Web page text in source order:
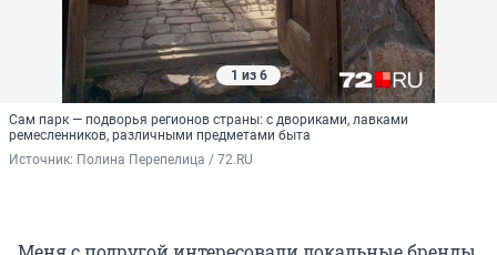
1 из 6
Сам парк — подворья регионов страны: с двориками, лавками
ремесленников, различными предметами быта
Источник: Полина Перепелица / 72.RU